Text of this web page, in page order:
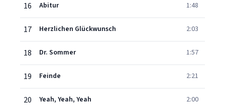
16 Abitur 1:48
17 Herzlichen Glückwunsch 2:03
18 Dr. Sommer 1:57
19 Feinde 2:21
20 Yeah, Yeah, Yeah 2:00